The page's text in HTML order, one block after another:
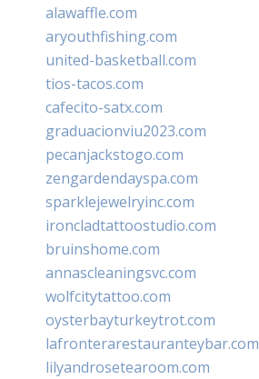
alawaffle.com
aryouthfishing.com
united-basketball.com
tios-tacos.com
cafecito-satx.com
graduacionviu2023.com
pecanjackstogo.com
zengardendayspa.com
sparklejewelryinc.com
ironcladtattoostudio.com
bruinshome.com
annascleaningsvc.com
wolfcitytattoo.com
oysterbayturkeytrot.com
lafronterarestauranteybar.com
lilyandrosetearoom.com